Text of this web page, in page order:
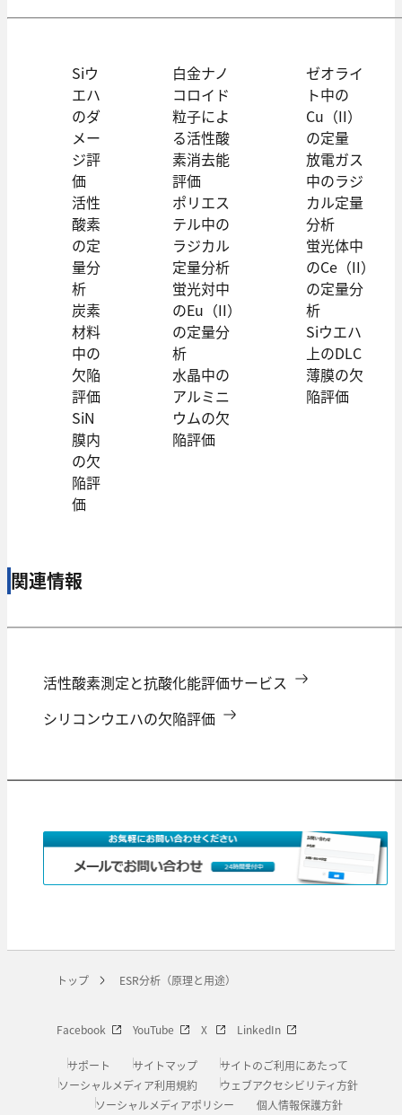
Siウ
エハ
のダ
メー
ジ評
価
活性
酸素
の定
量分
析
炭素
材料
中の
欠陥
評価
SiN
膜内
の欠
陥評
価
白金ナノ
コロイド
粒子によ
る活性酸
素消去能
評価
ポリエス
テル中の
ラジカル
定量分析
蛍光対中
のEu（II）
の定量分
析
水晶中の
アルミニ
ウムの欠
陥評価
ゼオライ
ト中の
Cu（II）
の定量
放電ガス
中のラジ
カル定量
分析
蛍光体中
のCe（II）
の定量分
析
Siウエハ
上のDLC
薄膜の欠
陥評価
関連情報
活性酸素測定と抗酸化能評価サービス
シリコンウエハの欠陥評価
トップ ESR分析（原理と用途）
Facebook YouTube X LinkedIn
サポート サイトマップ
サイトのご利用にあたって
ソーシャルメディア利用規約
ウェブアクセシビリティ方針
ソーシャルメディアポリシー
個人情報保護方針